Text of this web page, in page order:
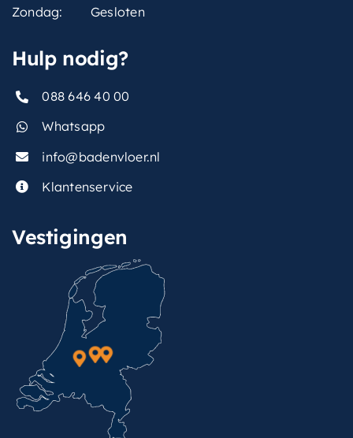
Zondag:
Gesloten
Hulp nodig?
088 646 40 00
Whatsapp
info@badenvloer.nl
Klantenservice
Vestigingen